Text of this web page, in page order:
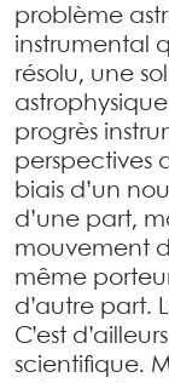
problème
instrumental
résolu, une
progrès
perspectives
biais d’un
d’une part,
mouvement
même
d’autre part.
C’est
scientifique.